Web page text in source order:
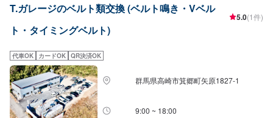
---------------------------【1】オファーにてお問い合わせ【2】お見積り【3】お
見積りにご納得いただければ作業開始【4】仕上がり次第納車〈納期につい
て〉通常2~3日程度で納車いたします！車種や状態などにより作業内容が異
て〉無料の代車ご用意しております！愛車の作業中は代車をご利用くださ
い！※代車の燃料代はお客様にご負担いただいております。【定休日・営業時
間】定休日：不定休営業時間：9:00~18:00
T.ガレージのベルト類交換 (ベルト鳴き・Vベル
ト・タイミングベルト)
5.0(1件)
代車OK カードOK QR決済OK
群馬県高崎市箕郷町矢原1827-1
9:00 ~ 18:00